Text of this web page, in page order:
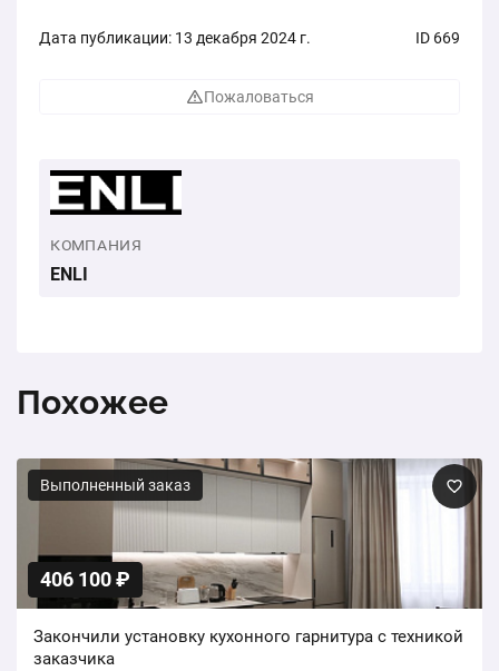
Дата публикации: 13 декабря 2024 г.
Пожаловаться
ID 669
КОМПАНИЯ
ENLI
Похожее
Выполненный заказ
406 100 ₽
Закончили установку кухонного гарнитура с техникой
заказчика